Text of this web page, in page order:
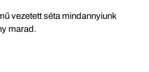
vezetett séta mindannyiunk
marad.